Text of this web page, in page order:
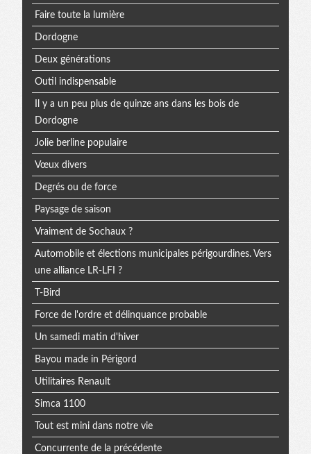
Faire toute la lumière
Dordogne
Deux générations
Outil indispensable
Il y a un peu plus de quinze ans dans les bois de
Dordogne
Jolie berline populaire
Vœux divers
Degrés ou de force
Paysage de saison
Vraiment de Sochaux ?
Automobile et élections municipales périgourdines. Vers
une alliance LR-LFI ?
T-Bird
Force de l'ordre et délinquance probable
Un samedi matin d'hiver
Bayou made in Périgord
Utilitaires Renault
Simca 1100
Tout est mini dans notre vie
Concurrente de la précédente